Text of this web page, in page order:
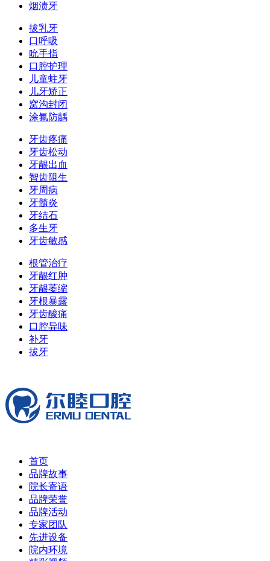
烟渍牙
拔乳牙
口呼吸
吮手指
口腔护理
儿童蛀牙
儿牙矫正
窝沟封闭
涂氟防龋
牙齿疼痛
牙齿松动
牙龈出血
智齿阻生
牙周病
牙髓炎
牙结石
多生牙
牙齿敏感
根管治疗
牙龈红肿
牙龈萎缩
牙根暴露
牙齿酸痛
口腔异味
补牙
拔牙
首页
品牌故事
院长寄语
品牌荣誉
品牌活动
专家团队
先进设备
院内环境